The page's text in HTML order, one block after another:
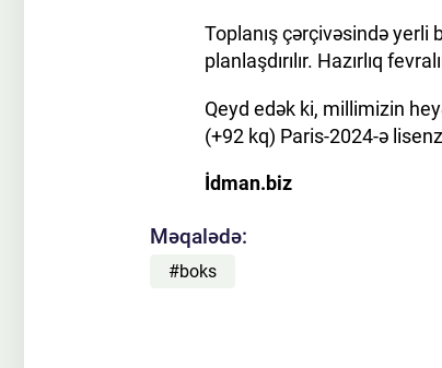
Toplanış çərçivəsində yerli
planlaşdırılır. Hazırlıq
Qeyd edək ki, millimizin
(+92 kq) Paris-2024-ə
İdman.biz
Məqalədə:
#boks